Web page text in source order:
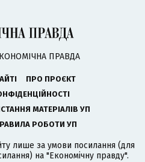
ПРАВДА
ПРО ПРОЄКТ
МАТЕРІАЛІВ УП
РОБОТИ УП
лише за умови посилання (для
на "Економічну правду".